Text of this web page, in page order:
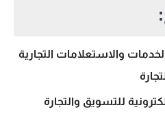
والاستعلامات التجارية
للتسويق والتجارة